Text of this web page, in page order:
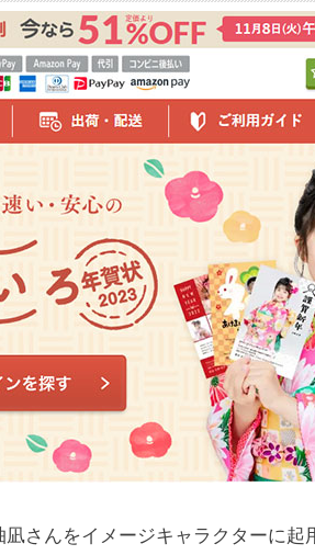
さんをイメージキャラクターに起